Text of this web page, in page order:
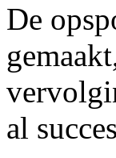
De
al